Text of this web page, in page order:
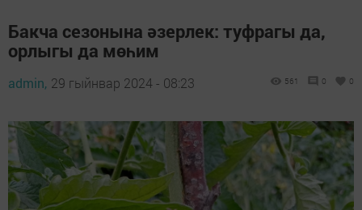
Бакча сезонына әзерлек: туфрагы да,
орлыгы да мөһим
admin, 29 гыйнвар 2024 - 08:23 561 0 0